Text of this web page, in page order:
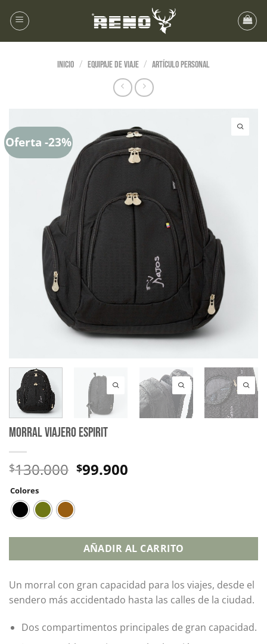
Inicio / EQUIPAJE DE VIAJE / Artículo Personal
Oferta -23%
MORRAL VIAJERO ESPIRIT
$130.000 $99.900
Colores
AÑADIR AL CARRITO
Un morral con gran capacidad para los viajes, desde el
sendero más accidentado hasta las calles de la ciudad.
Dos compartimentos principales de gran capacidad.